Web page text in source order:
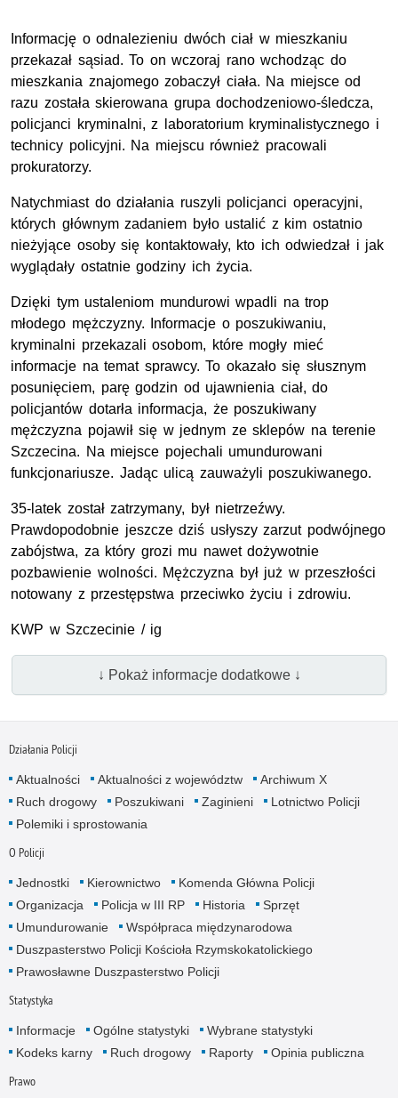
Informację o odnalezieniu dwóch ciał w mieszkaniu
przekazał sąsiad. To on wczoraj rano wchodząc do
mieszkania znajomego zobaczył ciała. Na miejsce od
razu została skierowana grupa dochodzeniowo-śledcza,
policjanci kryminalni, z laboratorium kryminalistycznego i
technicy policyjni. Na miejscu również pracowali
prokuratorzy.
Natychmiast do działania ruszyli policjanci operacyjni,
których głównym zadaniem było ustalić z kim ostatnio
nieżyjące osoby się kontaktowały, kto ich odwiedzał i jak
wyglądały ostatnie godziny ich życia.
Dzięki tym ustaleniom mundurowi wpadli na trop
młodego mężczyzny. Informacje o poszukiwaniu,
kryminalni przekazali osobom, które mogły mieć
informacje na temat sprawcy. To okazało się słusznym
posunięciem, parę godzin od ujawnienia ciał, do
policjantów dotarła informacja, że poszukiwany
mężczyzna pojawił się w jednym ze sklepów na terenie
Szczecina. Na miejsce pojechali umundurowani
funkcjonariusze. Jadąc ulicą zauważyli poszukiwanego.
35-latek został zatrzymany, był nietrzeźwy.
Prawdopodobnie jeszcze dziś usłyszy zarzut podwójnego
zabójstwa, za który grozi mu nawet dożywotnie
pozbawienie wolności. Mężczyzna był już w przeszłości
notowany z przestępstwa przeciwko życiu i zdrowiu.
KWP w Szczecinie / ig
↓ Pokaż informacje dodatkowe ↓
Działania Policji
Aktualności Aktualności z województw
Archiwum X
Ruch drogowy
Poszukiwani Zaginieni
Lotnictwo Policji
Polemiki i sprostowania
O Policji
Jednostki Kierownictwo
Komenda Główna Policji
Organizacja
Policja w III RP Historia
Sprzęt
Umundurowanie
Współpraca międzynarodowa
Duszpasterstwo Policji Kościoła Rzymskokatolickiego
Prawosławne Duszpasterstwo Policji
Statystyka
Informacje Ogólne statystyki
Wybrane statystyki
Kodeks karny
Ruch drogowy Raporty Opinia publiczna
Prawo